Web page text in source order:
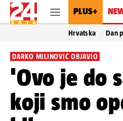
PLUS+
Hrvatska Dan
DARKO MILINOVIĆ OBJAVIO
'Ovo je do
koji smo